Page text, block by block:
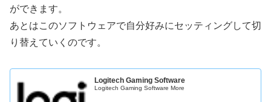
ができます。
あとはこのソフトウェアで自分好みにセッティングして切
り替えていくのです。
Logitech Gaming Software
Logitech Gaming Software More